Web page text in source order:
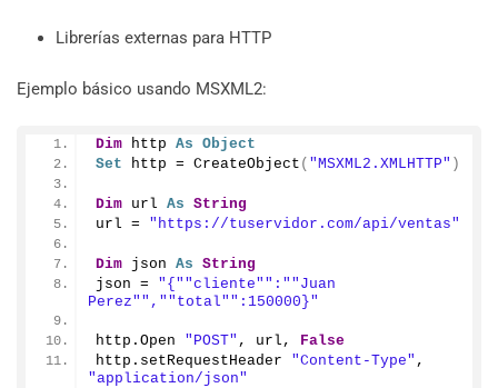
Librerías externas para HTTP
Ejemplo básico usando MSXML2:
Dim http As Object
Set http = CreateObject ( "MSXML2.XMLHTTP" )
Dim url As String
url = "https://tuservidor.com/api/ventas"
Dim json As String
json = "{" "cliente" ":" "Juan
Perez" "," "total" ":150000}"
http. Open "POST" , url, False
http. setRequestHeader "Content-Type"
"application/json"